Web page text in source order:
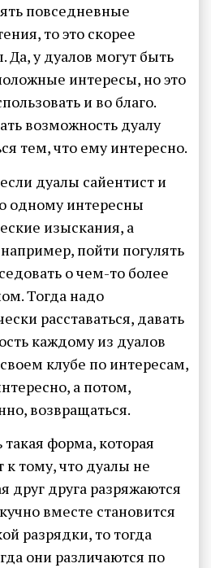
повседневные
то это скорее
Да, у дуалов могут быть
интересы, но это
и во благо.
возможность дуалу
тем, что ему интересно.
дуалы сайентист и
одному интересны
изыскания, а
пойти погулять
о чем-то более
Тогда надо
расставаться, давать
каждому из дуалов
клубе по интересам,
а потом,
возвращаться.
такая форма, которая
к тому, что дуалы не
друг друга разряжаются
вместе становится
разрядки, то тогда
они различаются по